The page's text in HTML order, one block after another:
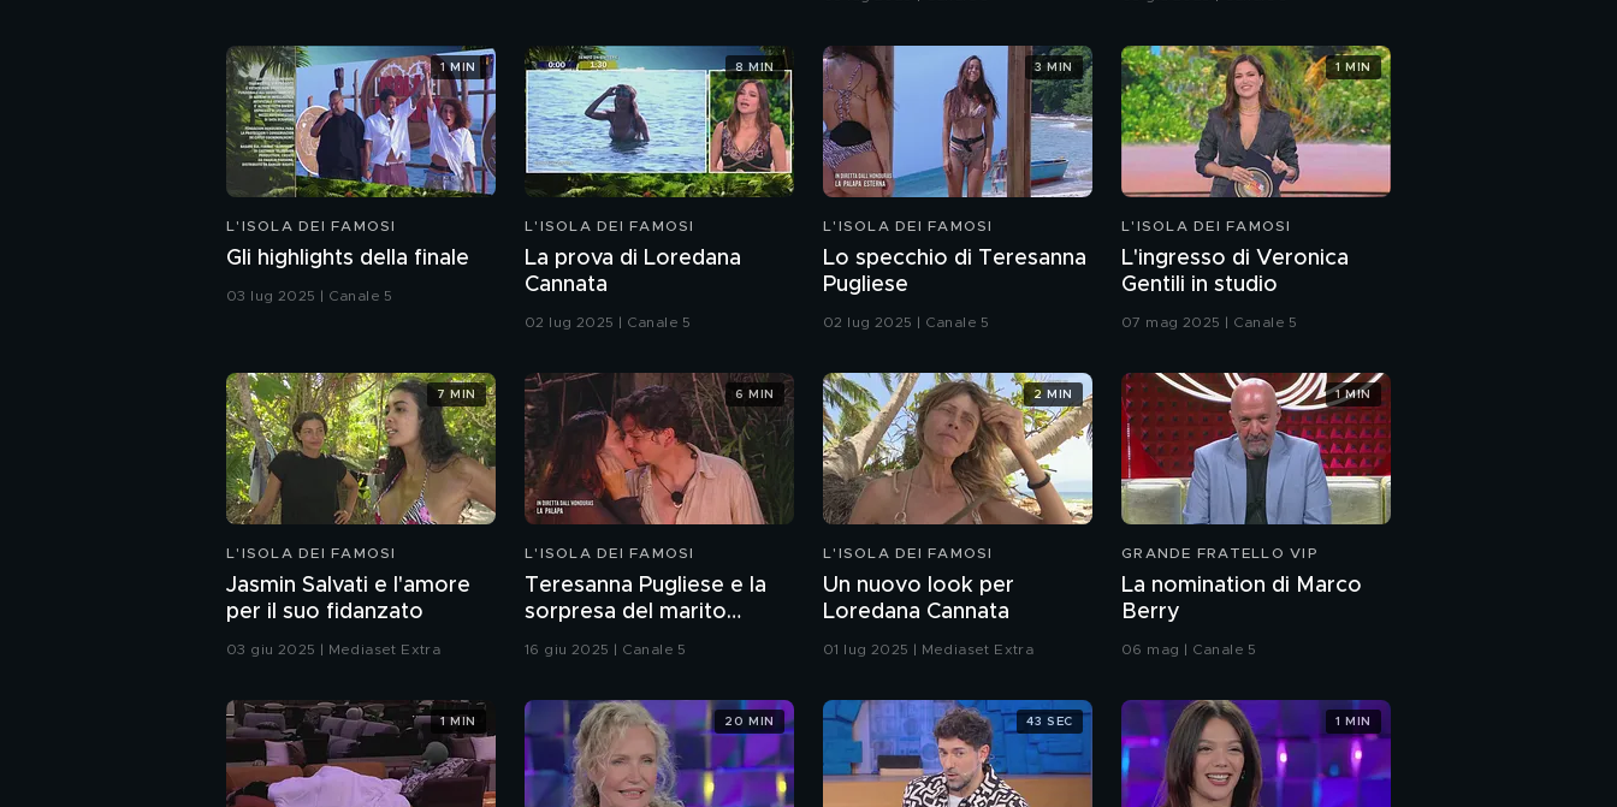
L'ISOLA DEI FAMOSI
Gli highlights della finale
03 lug 2025 | Canale 5
1 MIN
L'ISOLA DEI FAMOSI
La prova di Loredana
Cannata
02 lug 2025 | Canale 5
8 MIN
L'ISOLA DEI FAMOSI
Lo specchio di Teresanna
Pugliese
02 lug 2025 | Canale 5
3 MIN
L'ISOLA DEI FAMOSI
L'ingresso di Veronica
Gentili in studio
07 mag 2025 | Canale 5
1 MIN
L'ISOLA DEI FAMOSI
Jasmin Salvati e l'amore
per il suo fidanzato
03 giu 2025 | Mediaset Extra
7 MIN
L'ISOLA DEI FAMOSI
Teresanna Pugliese e la
sorpresa del marito
16 giu 2025 | Canale 5
6 MIN
L'ISOLA DEI FAMOSI
Un nuovo look per
Loredana Cannata
01 lug 2025 | Mediaset Extra
2 MIN
GRANDE FRATELLO VIP
La nomination di Marco
Berry
06 mag | Canale 5
1 MIN
1 MIN 20 MIN 43 SEC 1 MIN